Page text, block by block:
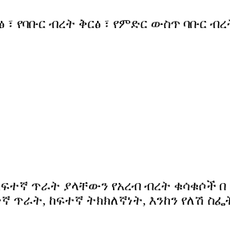
፣ የባቡር ብረት ቅርፅ ፣ የምድር ውስጥ ባቡር
ጥራት ያላቸውን የአረብ ብረት
ጥራት, ከፍተኛ ትክክለኛነት, እንከን የለሽ